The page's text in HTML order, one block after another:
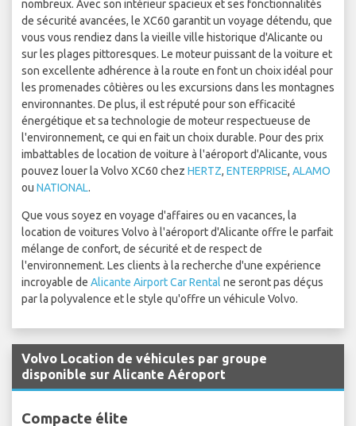
nombreux. Avec son intérieur spacieux et ses fonctionnalités
de sécurité avancées, le XC60 garantit un voyage détendu, que
vous vous rendiez dans la vieille ville historique d'Alicante ou
sur les plages pittoresques. Le moteur puissant de la voiture et
son excellente adhérence à la route en font un choix idéal pour
les promenades côtières ou les excursions dans les montagnes
environnantes. De plus, il est réputé pour son efficacité
énergétique et sa technologie de moteur respectueuse de
l'environnement, ce qui en fait un choix durable. Pour des prix
imbattables de location de voiture à l'aéroport d'Alicante, vous
pouvez louer la Volvo XC60 chez HERTZ, ENTERPRISE, ALAMO
ou NATIONAL.
Que vous soyez en voyage d'affaires ou en vacances, la
location de voitures Volvo à l'aéroport d'Alicante offre le parfait
mélange de confort, de sécurité et de respect de
l'environnement. Les clients à la recherche d'une expérience
incroyable de Alicante Airport Car Rental ne seront pas déçus
par la polyvalence et le style qu'offre un véhicule Volvo.
Volvo Location de véhicules par groupe
disponible sur Alicante Aéroport
Compacte élite